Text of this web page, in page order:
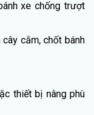
xe chống trượt
cắm, chốt bánh
thiết bị nâng phù